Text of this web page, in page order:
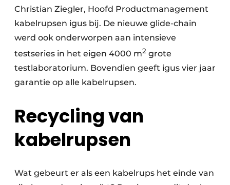
Christian Ziegler, Hoofd Productmanagement
kabelrupsen igus bij. De nieuwe glide-chain
werd ook onderworpen aan intensieve
testseries in het eigen 4000 m2 grote
testlaboratorium. Bovendien geeft igus vier jaar
garantie op alle kabelrupsen.
Recycling van
kabelrupsen
Wat gebeurt er als een kabelrups het einde van